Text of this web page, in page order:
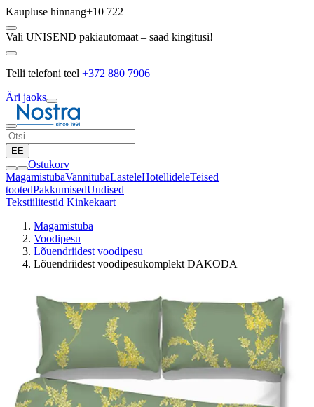
Kaupluse hinnang+10 722
Vali UNISEND pakiautomaat – saad kingitusi!
Telli telefoni teel +372 880 7906
Äri jaoks
EE
Ostukorv
MagamistubaVannitubaLasteleHotellideleTeised
tootedPakkumisedUudised
Tekstiilitestid Kinkekaart
Magamistuba
Voodipesu
Lõuendriidest voodipesu
Lõuendriidest voodipesukomplekt DAKODA